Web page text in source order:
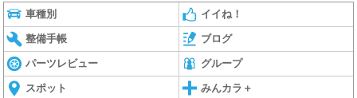
車種別 イイね！
整備手帳 ブログ
パーツレビュー グループ
スポット みんカラ＋